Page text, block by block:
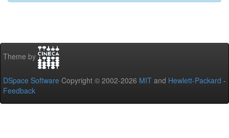
Theme by
DSpace Software Copyright © 2002-2026 MIT and Hewlett-Packard -
Feedback